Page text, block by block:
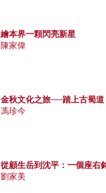
繪本界一顆閃亮新星
陳家偉
金秋文化之旅──踏上古蜀道
馮珍今
從顧生岳到沈平：一個座右
劉家美